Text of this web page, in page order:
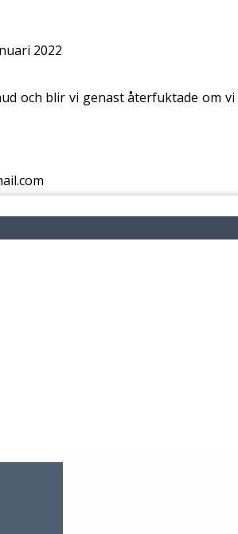
2022
och blir vi genast återfuktade om